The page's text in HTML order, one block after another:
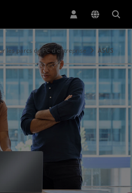
les parcs de PC d'entreprise
ASUS